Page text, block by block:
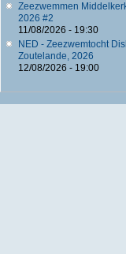
Zeezwemmen
2026 #2
11/08/2026 - 19:30
NED - Zeezwemtocht
Zoutelande, 2026
12/08/2026 - 19:00